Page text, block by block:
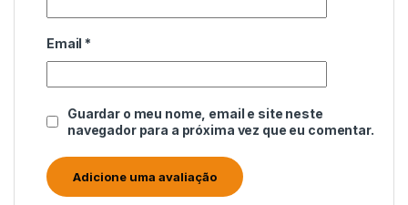
Email *
Guardar o meu nome, email e site neste
navegador para a próxima vez que eu comentar.